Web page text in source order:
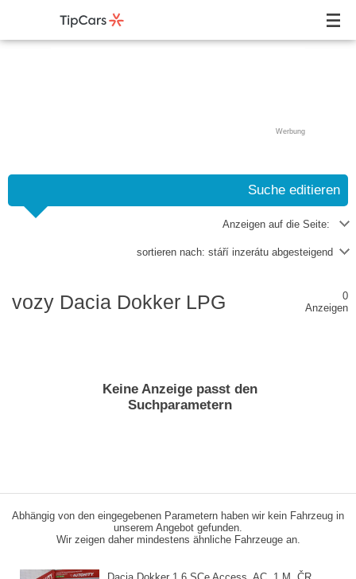
Werbung
Suche editieren
Anzeigen auf die Seite:
sortieren nach: stáří inzerátu abgesteigend
vozy Dacia Dokker LPG
0
Anzeigen
Keine Anzeige passt den
Suchparametern
Abhängig von den eingegebenen Parametern haben wir kein Fahrzeug in
unserem Angebot gefunden.
Wir zeigen daher mindestens ähnliche Fahrzeuge an.